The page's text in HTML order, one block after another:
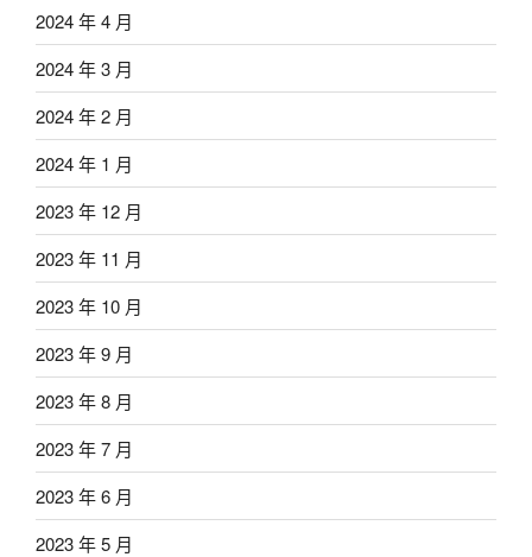
2024 年 4 月
2024 年 3 月
2024 年 2 月
2024 年 1 月
2023 年 12 月
2023 年 11 月
2023 年 10 月
2023 年 9 月
2023 年 8 月
2023 年 7 月
2023 年 6 月
2023 年 5 月